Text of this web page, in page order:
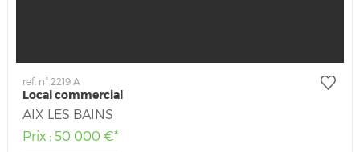
ref. n° 2219 A
Local commercial
AIX LES BAINS
Prix : 50 000 €*